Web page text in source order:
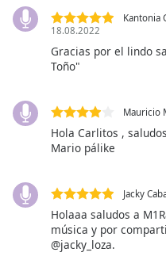
Beginning
will
cancel
Kantonia
18.08.2022
Gracias por el lindo
Toño"
Mauricio
Hola Carlitos ,
Mario pálike
Jacky
Holaaa saludos a
música y por
@jacky_loza.